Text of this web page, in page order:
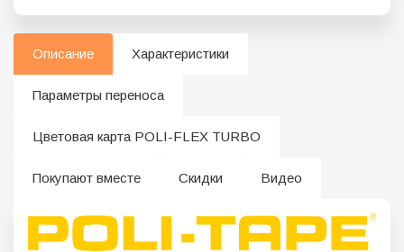
Описание Характеристики
Параметры переноса
Цветовая карта POLI-FLEX TURBO
Покупают вместе Скидки Видео